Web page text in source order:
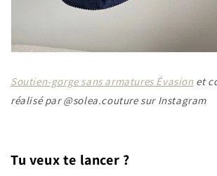
Soutien-gorge sans armatures Évasionet
réalisé par @solea.couture sur Instagram
Tu veux te lancer ?